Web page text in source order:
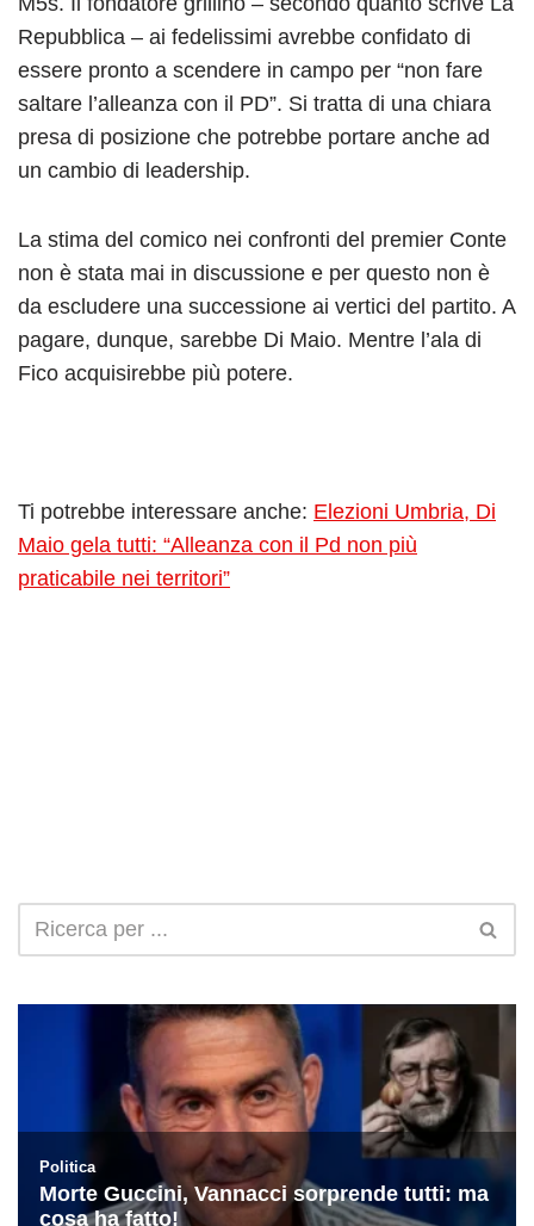
Repubblica – ai fedelissimi avrebbe confidato di
essere pronto a scendere in campo per “non fare
saltare l’alleanza con il PD”. Si tratta di una chiara
presa di posizione che potrebbe portare anche ad
un cambio di leadership.
La stima del comico nei confronti del premier Conte
non è stata mai in discussione e per questo non è
da escludere una successione ai vertici del partito. A
pagare, dunque, sarebbe Di Maio. Mentre l’ala di
Fico acquisirebbe più potere.
Ti potrebbe interessare anche: Elezioni Umbria, Di
Maio gela tutti: “Alleanza con il Pd non più
praticabile nei territori”